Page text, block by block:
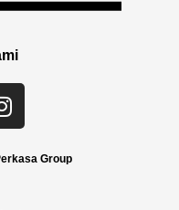
I
n
s
t Group